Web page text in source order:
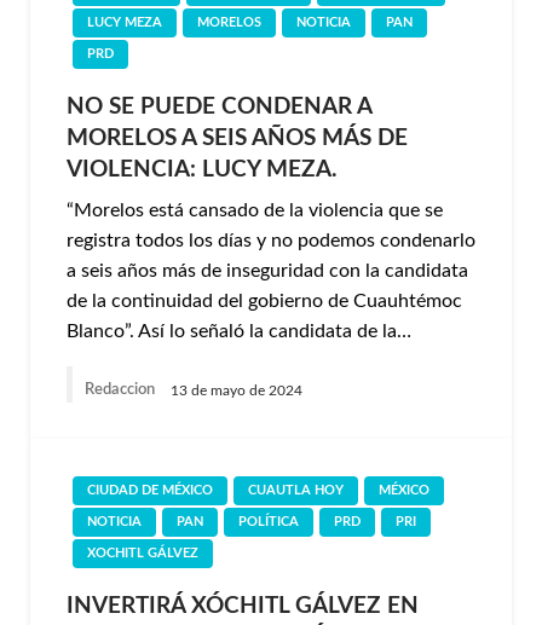
LUCY MEZA MORELOS NOTICIA PAN
PRD
NO SE PUEDE CONDENAR A
MORELOS A SEIS AÑOS MÁS DE
VIOLENCIA: LUCY MEZA.
“Morelos está cansado de la violencia que se
registra todos los días y no podemos condenarlo
a seis años más de inseguridad con la candidata
de la continuidad del gobierno de Cuauhtémoc
Blanco”. Así lo señaló la candidata de la…
Redaccion 13 de mayo de 2024
CIUDAD DE MÉXICO CUAUTLA HOY MÉXICO
NOTICIA PAN POLÍTICA PRD PRI
XOCHITL GÁLVEZ
INVERTIRÁ XÓCHITL GÁLVEZ EN